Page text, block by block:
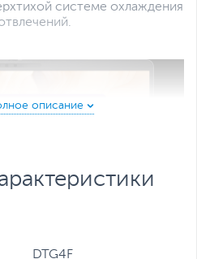
системе охлаждения
DTG4F